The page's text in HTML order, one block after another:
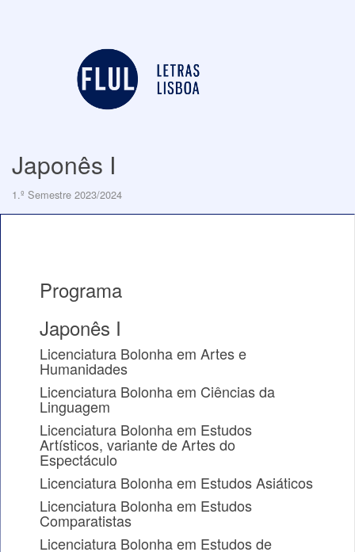
Japonês I
1.º Semestre 2023/2024
Programa
Japonês I
Licenciatura Bolonha em Artes e
Humanidades
Licenciatura Bolonha em Ciências da
Linguagem
Licenciatura Bolonha em Estudos
Artísticos, variante de Artes do
Espectáculo
Licenciatura Bolonha em Estudos Asiáticos
Licenciatura Bolonha em Estudos
Comparatistas
Licenciatura Bolonha em Estudos de